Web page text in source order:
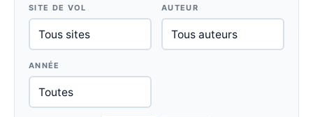
SITE DE VOL AUTEUR
ANNÉE